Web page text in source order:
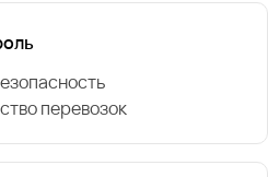
перевозок